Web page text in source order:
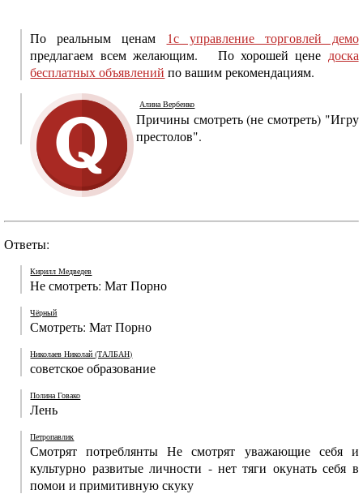
По реальным ценам
1с управление торговлей демо
предлагаем всем желающим. По хорошей цене доска
бесплатных объявлений по вашим рекомендациям.
Алина Вербенко
Причины смотреть (не смотреть) "Игру
престолов".
Ответы:
Кирилл Медведев
Не смотреть: Мат Порно
Чёрный
Смотреть: Мат Порно
Николаев Николай (ТАЛБАН)
советское образование
Полина Говако
Лень
Петропавлик
Смотрят потреблянты Не смотрят уважающие себя и
культурно развитые личности - нет тяги окунать себя в
помои и примитивную скуку